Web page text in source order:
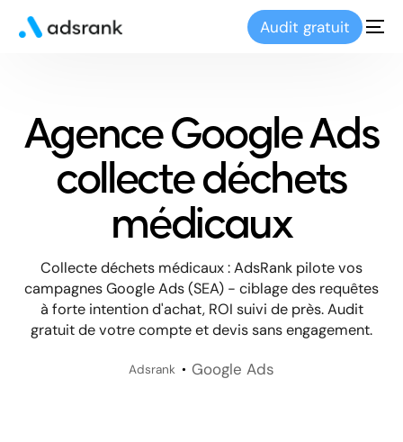
Audit gratuit
Agence Google Ads
collecte déchets
médicaux
Collecte déchets médicaux : AdsRank pilote vos
campagnes Google Ads (SEA) - ciblage des requêtes
à forte intention d'achat, ROI suivi de près. Audit
gratuit de votre compte et devis sans engagement.
Adsrank Google Ads